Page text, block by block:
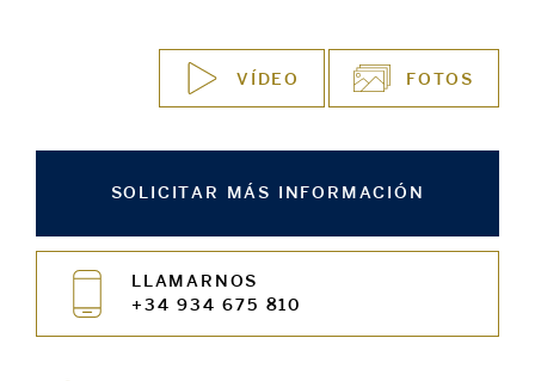
VÍDEO FOTOS
SOLICITAR MÁS INFORMACIÓN
LLAMARNOS
+34 934 675 810